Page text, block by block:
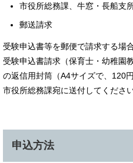
市役所総務課、牛窓・長船支
郵送請求
受験申込書等を郵便で請求する場
受験申込書請求（保育士・幼稚園
の返信用封筒（A4サイズで、120
市役所総務課宛に送付してください
申込方法